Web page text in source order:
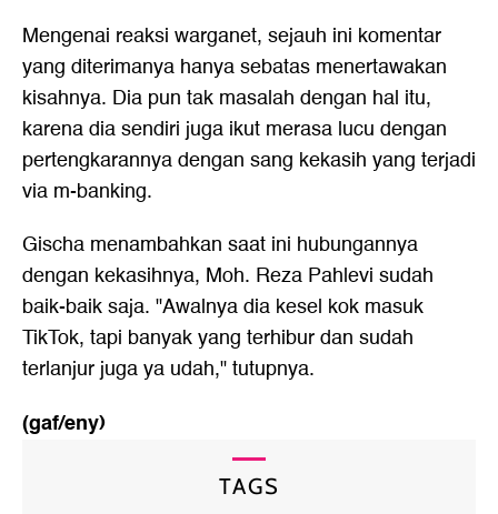
Mengenai reaksi warganet, sejauh ini komentar
yang diterimanya hanya sebatas menertawakan
kisahnya. Dia pun tak masalah dengan hal itu,
karena dia sendiri juga ikut merasa lucu dengan
pertengkarannya dengan sang kekasih yang terjadi
via m-banking.
Gischa menambahkan saat ini hubungannya
dengan kekasihnya, Moh. Reza Pahlevi sudah
baik-baik saja. "Awalnya dia kesel kok masuk
TikTok, tapi banyak yang terhibur dan sudah
terlanjur juga ya udah," tutupnya.
(gaf/eny)
TAGS